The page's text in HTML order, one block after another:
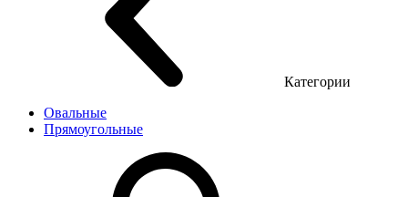
Категории
Овальные
Прямоугольные